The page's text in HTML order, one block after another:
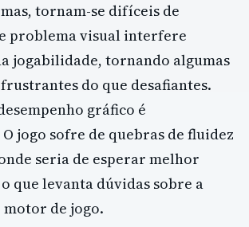
tornam-se difíceis de
problema visual interfere
jogabilidade, tornando algumas
do que desafiantes.
gráfico é
jogo sofre de quebras de fluidez
seria de esperar melhor
que levanta dúvidas sobre a
de jogo.